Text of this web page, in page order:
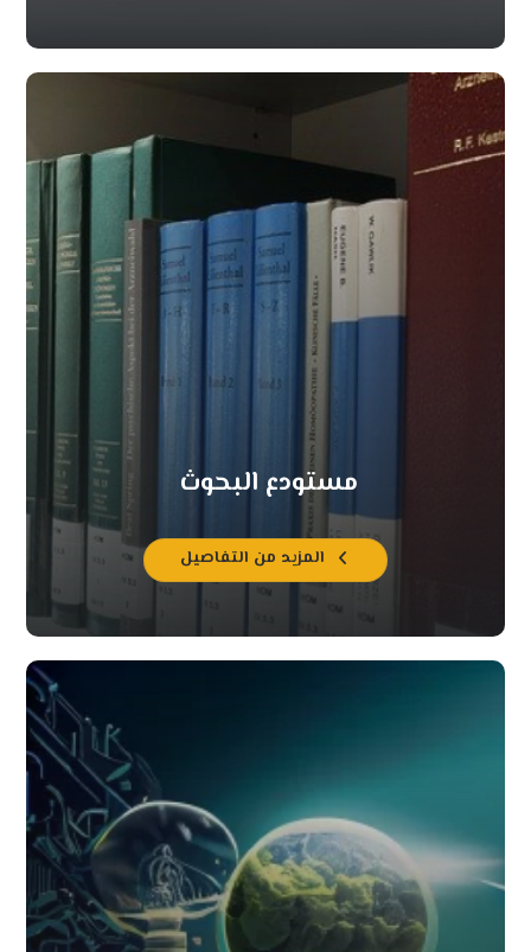
مستودع البحوث
المزيد من التفاصيل